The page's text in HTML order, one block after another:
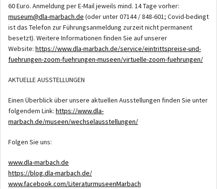
60 Euro. Anmeldung per E-Mail jeweils mind. 14 Tage vorher:
museum@dla-marbach.de (oder unter 07144 / 848-601; Covid-bedingt
ist das Telefon zur Führungsanmeldung zurzeit nicht permanent
besetzt). Weitere Informationen finden Sie auf unserer
Website: https://www.dla-marbach.de/service/eintrittspreise-und-
fuehrungen-zoom-fuehrungen-museen/virtuelle-zoom-fuehrungen/
AKTUELLE AUSSTELLUNGEN
Einen Überblick über unsere aktuellen Ausstellungen finden Sie unter
folgendem Link: https://www.dla-
marbach.de/museen/wechselausstellungen/
Folgen Sie uns:
www.dla-marbach.de
https://blog.dla-marbach.de/
www.facebook.com/LiteraturmuseenMarbach